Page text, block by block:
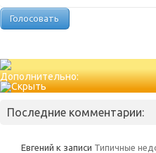
Дополнительно:
Последние комментарии:
Евгений к записи Типичные